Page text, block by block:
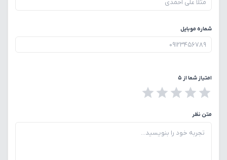
شماره موبایل
امتیاز شما از ۵
متن نظر